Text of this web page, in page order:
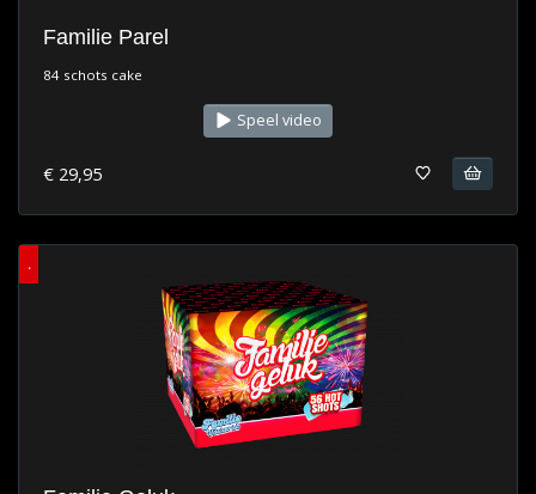
Familie Parel
84 schots cake
Speel video
€ 29,95
.